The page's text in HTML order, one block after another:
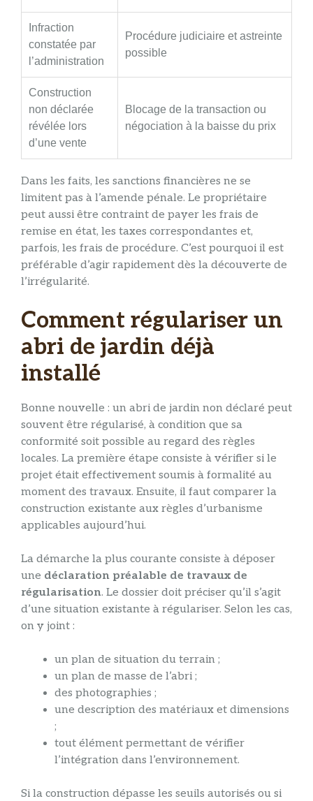
Infraction
constatée par
l’administration
Procédure judiciaire et astreinte
possible
Construction
non déclarée
révélée lors
d’une vente
Blocage de la transaction ou
négociation à la baisse du prix
Dans les faits, les sanctions financières ne se
limitent pas à l’amende pénale. Le propriétaire
peut aussi être contraint de payer les frais de
remise en état, les taxes correspondantes et,
parfois, les frais de procédure. C’est pourquoi il est
préférable d’agir rapidement dès la découverte de
l’irrégularité.
Comment régulariser un
abri de jardin déjà
installé
Bonne nouvelle : un abri de jardin non déclaré peut
souvent être régularisé, à condition que sa
conformité soit possible au regard des règles
locales. La première étape consiste à vérifier si le
projet était effectivement soumis à formalité au
moment des travaux. Ensuite, il faut comparer la
construction existante aux règles d’urbanisme
applicables aujourd’hui.
La démarche la plus courante consiste à déposer
une déclaration préalable de travaux de
régularisation. Le dossier doit préciser qu’il s’agit
d’une situation existante à régulariser. Selon les cas,
on y joint :
un plan de situation du terrain ;
un plan de masse de l’abri ;
des photographies ;
une description des matériaux et dimensions
;
tout élément permettant de vérifier
l’intégration dans l’environnement.
Si la construction dépasse les seuils autorisés ou si